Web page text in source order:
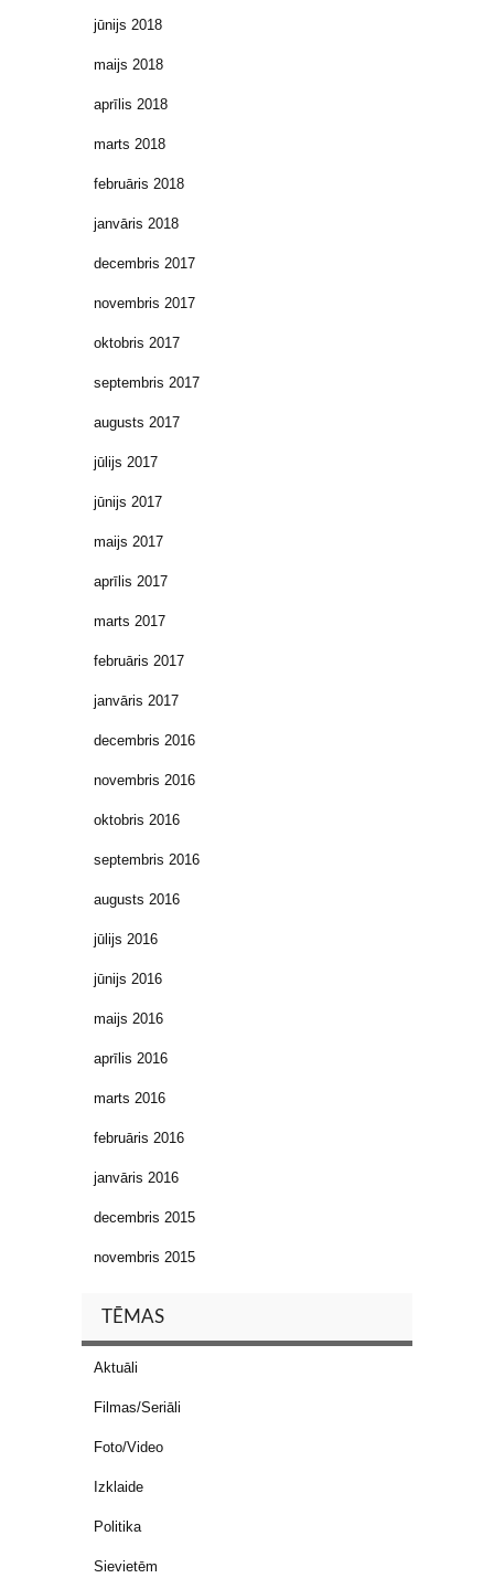
jūnijs 2018
maijs 2018
aprīlis 2018
marts 2018
februāris 2018
janvāris 2018
decembris 2017
novembris 2017
oktobris 2017
septembris 2017
augusts 2017
jūlijs 2017
jūnijs 2017
maijs 2017
aprīlis 2017
marts 2017
februāris 2017
janvāris 2017
decembris 2016
novembris 2016
oktobris 2016
septembris 2016
augusts 2016
jūlijs 2016
jūnijs 2016
maijs 2016
aprīlis 2016
marts 2016
februāris 2016
janvāris 2016
decembris 2015
novembris 2015
TĒMAS
Aktuāli
Filmas/Seriāli
Foto/Video
Izklaide
Politika
Sievietēm